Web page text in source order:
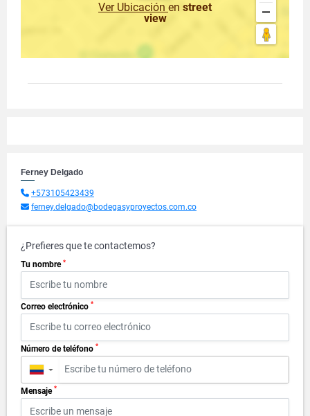
Ver Ubicación en street
view
Ferney Delgado
+573105423439
ferney.delgado@bodegasyproyectos.com.co
¿Prefieres que te contactemos?
Tu nombre *
Correo electrónico *
Número de teléfono *
▼
Mensaje *